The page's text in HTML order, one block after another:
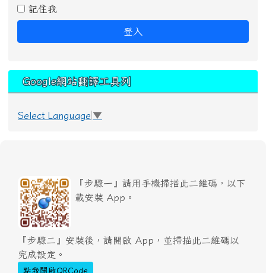
記住我
登入
Google網站翻譯工具列
Select Language ▼
『步驟一』請用手機掃描此二維碼，以下
載安裝 App。
『步驟二』安裝後，請開啟 App，並掃描此二維碼以
完成設定。
點我開啟QRCode